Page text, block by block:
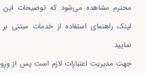
محترم مشاهده می‌شود که توضیحات این
لینک راهنمای استفاده از خدمات مبتنی
نمایید.
جهت مدیریت اعتبارات لازم است پس از